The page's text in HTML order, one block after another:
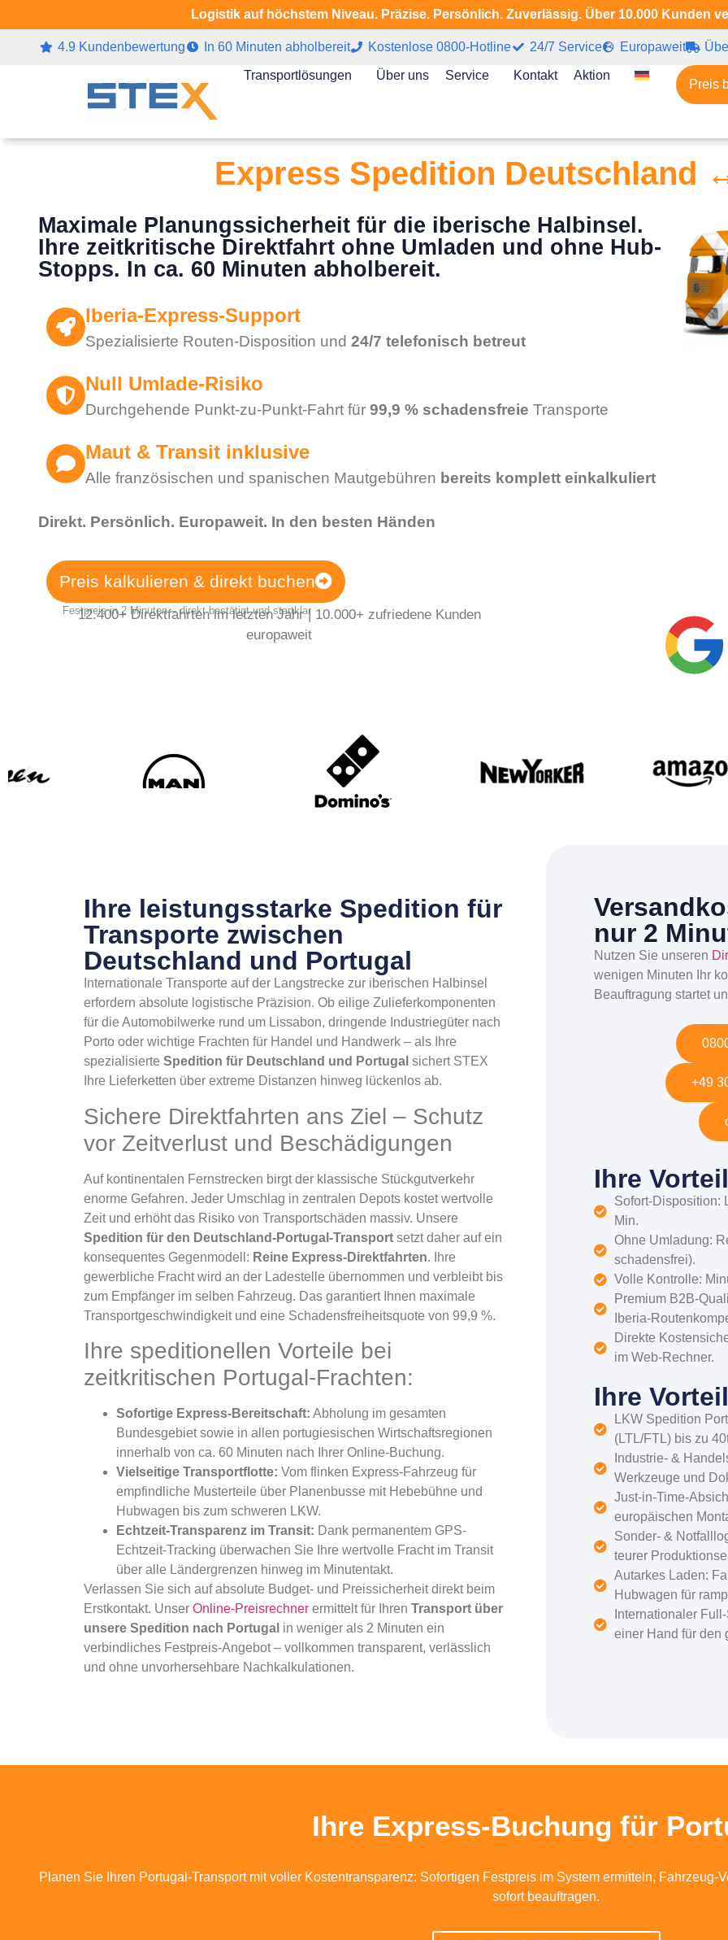
Logistik auf höchstem Niveau. Präzise. Persönlich. Zuverlässig. Über 10.000 Kunden
4.9 Kundenbewertung In 60 Minuten abholbereit Kostenlose 0800-Hotline 24/7 Service Europaweit
Transportlösungen Über uns Service Kontakt Aktion
Preis
Express Spedition Deutschland
Maximale Planungssicherheit für die iberische Halbinsel.
Ihre zeitkritische Direktfahrt ohne Umladen und ohne Hub-
Stopps. In ca. 60 Minuten abholbereit.
Iberia-Express-Support
Spezialisierte Routen-Disposition und 24/7 telefonisch betreut
Null Umlade-Risiko
Durchgehende Punkt-zu-Punkt-Fahrt für 99,9 % schadensfreie Transporte
Maut & Transit inklusive
Alle französischen und spanischen Mautgebühren bereits komplett einkalkuliert
Direkt. Persönlich. Europaweit. In den besten Händen
Preis kalkulieren & direkt buchen
Festpreis in 2 Minuten – direkt bestätigt und startklar
12.400+ Direktfahrten im letzten Jahr | 10.000+ zufriedene Kunden
europaweit
Ihre leistungsstarke Spedition für
Transporte zwischen
Deutschland und Portugal
Internationale Transporte auf der Langstrecke zur iberischen Halbinsel
erfordern absolute logistische Präzision. Ob eilige Zulieferkomponenten
für die Automobilwerke rund um Lissabon, dringende Industriegüter nach
Porto oder wichtige Frachten für Handel und Handwerk – als Ihre
spezialisierteSpedition für Deutschland und Portugal sichert STEX
Ihre Lieferketten über extreme Distanzen hinweg lückenlos ab.
Sichere Direktfahrten ans Ziel – Schutz
vor Zeitverlust und Beschädigungen
Auf kontinentalen Fernstrecken birgt der klassische Stückgutverkehr
enorme Gefahren. Jeder Umschlag in zentralen Depots kostet wertvolle
Zeit und erhöht das Risiko von Transportschäden massiv. Unsere
Spedition für den Deutschland-Portugal-Transport setzt daher auf ein
konsequentes Gegenmodell: Reine Express-Direktfahrten. Ihre
gewerbliche Fracht wird an der Ladestelle übernommen und verbleibt bis
zum Empfänger im selben Fahrzeug. Das garantiert Ihnen maximale
Transportgeschwindigkeit und eine Schadensfreiheitsquote von 99,9 %.
Ihre speditionellen Vorteile bei
zeitkritischen Portugal-Frachten:
Sofortige Express-Bereitschaft: Abholung im gesamten
Bundesgebiet sowie in allen portugiesischen Wirtschaftsregionen
innerhalb von ca. 60 Minuten nach Ihrer Online-Buchung.
Vielseitige Transportflotte: Vom flinken Express-Fahrzeug für
empfindliche Musterteile über Planenbusse mit Hebebühne und
Hubwagen bis zum schweren LKW.
Echtzeit-Transparenz im Transit: Dank permanentem GPS-
Echtzeit-Tracking überwachen Sie Ihre wertvolle Fracht im Transit
über alle Ländergrenzen hinweg im Minutentakt.
Verlassen Sie sich auf absolute Budget- und Preissicherheit direkt beim
Erstkontakt. UnserOnline-Preisrechner ermittelt für IhrenTransport über
unsere Spedition nach Portugal in weniger als 2 Minuten ein
verbindliches Festpreis-Angebot – vollkommen transparent, verlässlich
und ohne unvorhersehbare Nachkalkulationen.
nur 2
Nutzen Sie unseren
wenigen Minuten Ihr
Beauftragung startet
+49
Ihre
Sofort-Disposition:
Min.
Ohne Umladung:
schadensfrei).
Volle Kontrolle:
Premium B2B-
Iberia-
Direkte
im Web-Rechner.
Ihre
LKW Spedition
(LTL/FTL) bis zu
Industrie- &
Werkzeuge und
Just-in-Time-
europäischen
Sonder- &
teurer
Autarkes Laden:
Hubwagen für
Internationaler
einer Hand für den
Ihre Express-Buchung für
Planen Sie Ihren Portugal-Transport mit voller Kostentransparenz: Sofortigen Festpreis im System ermitteln,
sofort beauftragen.